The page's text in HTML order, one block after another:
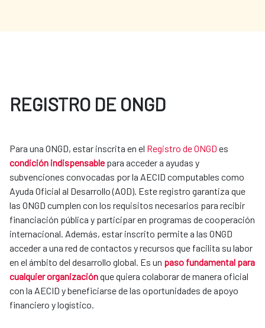
REGISTRO DE ONGD
Para una ONGD, estar inscrita en el Registro de ONGD es
condición indispensable para acceder a ayudas y
subvenciones convocadas por la AECID computables como
Ayuda Oficial al Desarrollo (AOD). Este registro garantiza que
las ONGD cumplen con los requisitos necesarios para recibir
financiación pública y participar en programas de cooperación
internacional. Además, estar inscrito permite a las ONGD
acceder a una red de contactos y recursos que facilita su labor
en el ámbito del desarrollo global. Es un paso fundamental para
cualquier organizaciónque quiera colaborar de manera oficial
con la AECID y beneficiarse de las oportunidades de apoyo
financiero y logístico.